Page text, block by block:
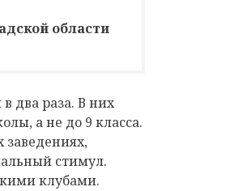
области
два раза. В них
а не до 9 класса.
стимул.
клубами.